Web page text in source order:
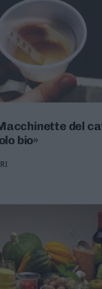
del
bio»